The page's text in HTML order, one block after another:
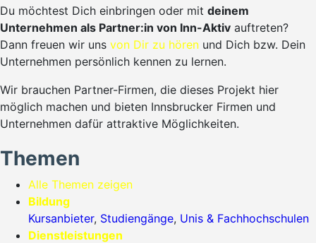
Du möchtest Dich einbringen oder mit deinem
Unternehmen als Partner:in von Inn-Aktiv auftreten?
Dann freuen wir uns von Dir zu hören und Dich bzw. Dein
Unternehmen persönlich kennen zu lernen.
Wir brauchen Partner-Firmen, die dieses Projekt hier
möglich machen und bieten Innsbrucker Firmen und
Unternehmen dafür attraktive Möglichkeiten.
Themen
Alle Themen zeigen
Bildung
Kursanbieter, Studiengänge, Unis & Fachhochschulen
Dienstleistungen